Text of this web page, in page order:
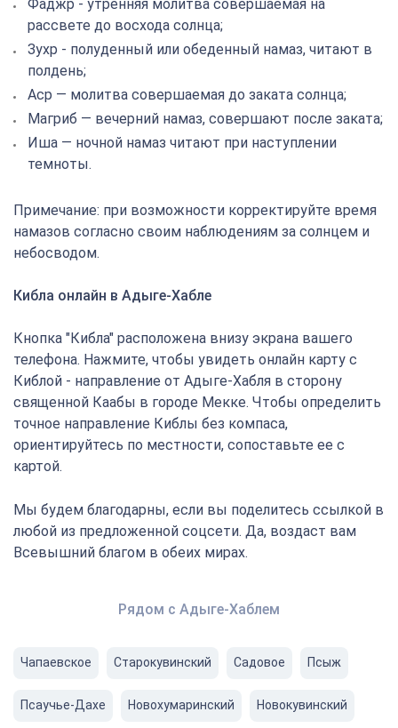
Фаджр - утренняя молитва совершаемая на
рассвете до восхода солнца;
Зухр - полуденный или обеденный намаз, читают в
полдень;
Аср — молитва совершаемая до заката солнца;
Магриб — вечерний намаз, совершают после заката;
Иша — ночной намаз читают при наступлении
темноты.
Примечание: при возможности корректируйте время
намазов согласно своим наблюдениям за солнцем и
небосводом.
Кибла онлайн в Адыге-Хабле
Кнопка "Кибла" расположена внизу экрана вашего
телефона. Нажмите, чтобы увидеть онлайн карту с
Киблой - направление от Адыге-Хабля в сторону
священной Каабы в городе Мекке. Чтобы определить
точное направление Киблы без компаса,
ориентируйтесь по местности, сопоставьте ее с
картой.
Мы будем благодарны, если вы поделитесь ссылкой в
любой из предложенной соцсети. Да, воздаст вам
Всевышний благом в обеих мирах.
Рядом с Адыге-Хаблем
Чапаевское Старокувинский Садовое Псыж
Псаучье-Дахе Новохумаринский Новокувинский